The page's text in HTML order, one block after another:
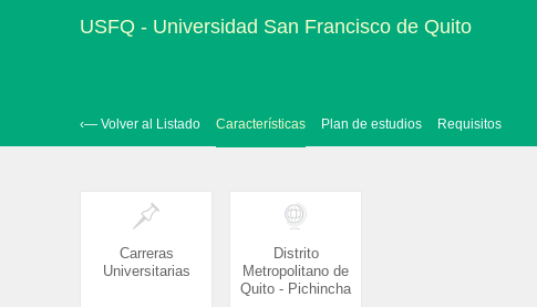
USFQ - Universidad San Francisco de Quito
‹— Volver al Listado Características Plan de estudios Requisitos
Carreras
Universitarias
Distrito
Metropolitano de
Quito - Pichincha